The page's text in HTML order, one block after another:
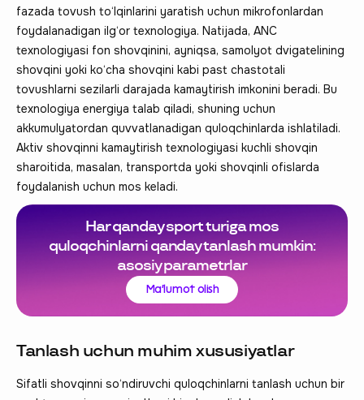
fazada tovush to‘lqinlarini yaratish uchun mikrofonlardan
foydalanadigan ilg‘or texnologiya. Natijada, ANC
texnologiyasi fon shovqinini, ayniqsa, samolyot dvigatelining
shovqini yoki ko‘cha shovqini kabi past chastotali
tovushlarni sezilarli darajada kamaytirish imkonini beradi. Bu
texnologiya energiya talab qiladi, shuning uchun
akkumulyatordan quvvatlanadigan quloqchinlarda ishlatiladi.
Aktiv shovqinni kamaytirish texnologiyasi kuchli shovqin
sharoitida, masalan, transportda yoki shovqinli ofislarda
foydalanish uchun mos keladi.
Har qanday sport turiga mos
quloqchinlarni qanday tanlash mumkin:
asosiy parametrlar
Ma'lumot olish
Tanlash uchun muhim xususiyatlar
Sifatli shovqinni so‘ndiruvchi quloqchinlarni tanlash uchun bir